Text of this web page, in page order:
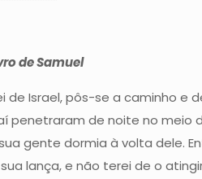
de Samuel
de Israel, pôs-se a caminho
penetraram de noite no
gente dormia à volta dele.
lança, e não terei de o